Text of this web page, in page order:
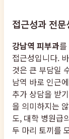
접근성과 전
강남역 피부과
접근성입니다.
것은 큰 부담일
남역 바로 인근
추가 상담을 받
을 의미하지는
도, 대학 병원급
두 마리 토끼를